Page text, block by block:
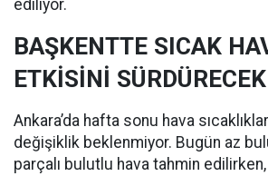
ediliyor.
BAŞKENTTE SICAK
ETKİSİNİ SÜRDÜRECEK
Ankara’da hafta sonu hava
değişiklik beklenmiyor. Bugün az
parçalı bulutlu hava tahmin